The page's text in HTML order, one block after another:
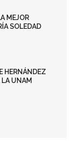
MEJOR
SOLEDAD
HERNÁNDEZ
LA UNAM